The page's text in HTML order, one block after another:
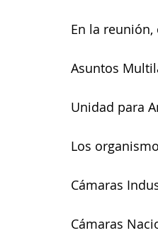
En la
Asuntos
Unidad para
Los
Cámaras
Cámaras